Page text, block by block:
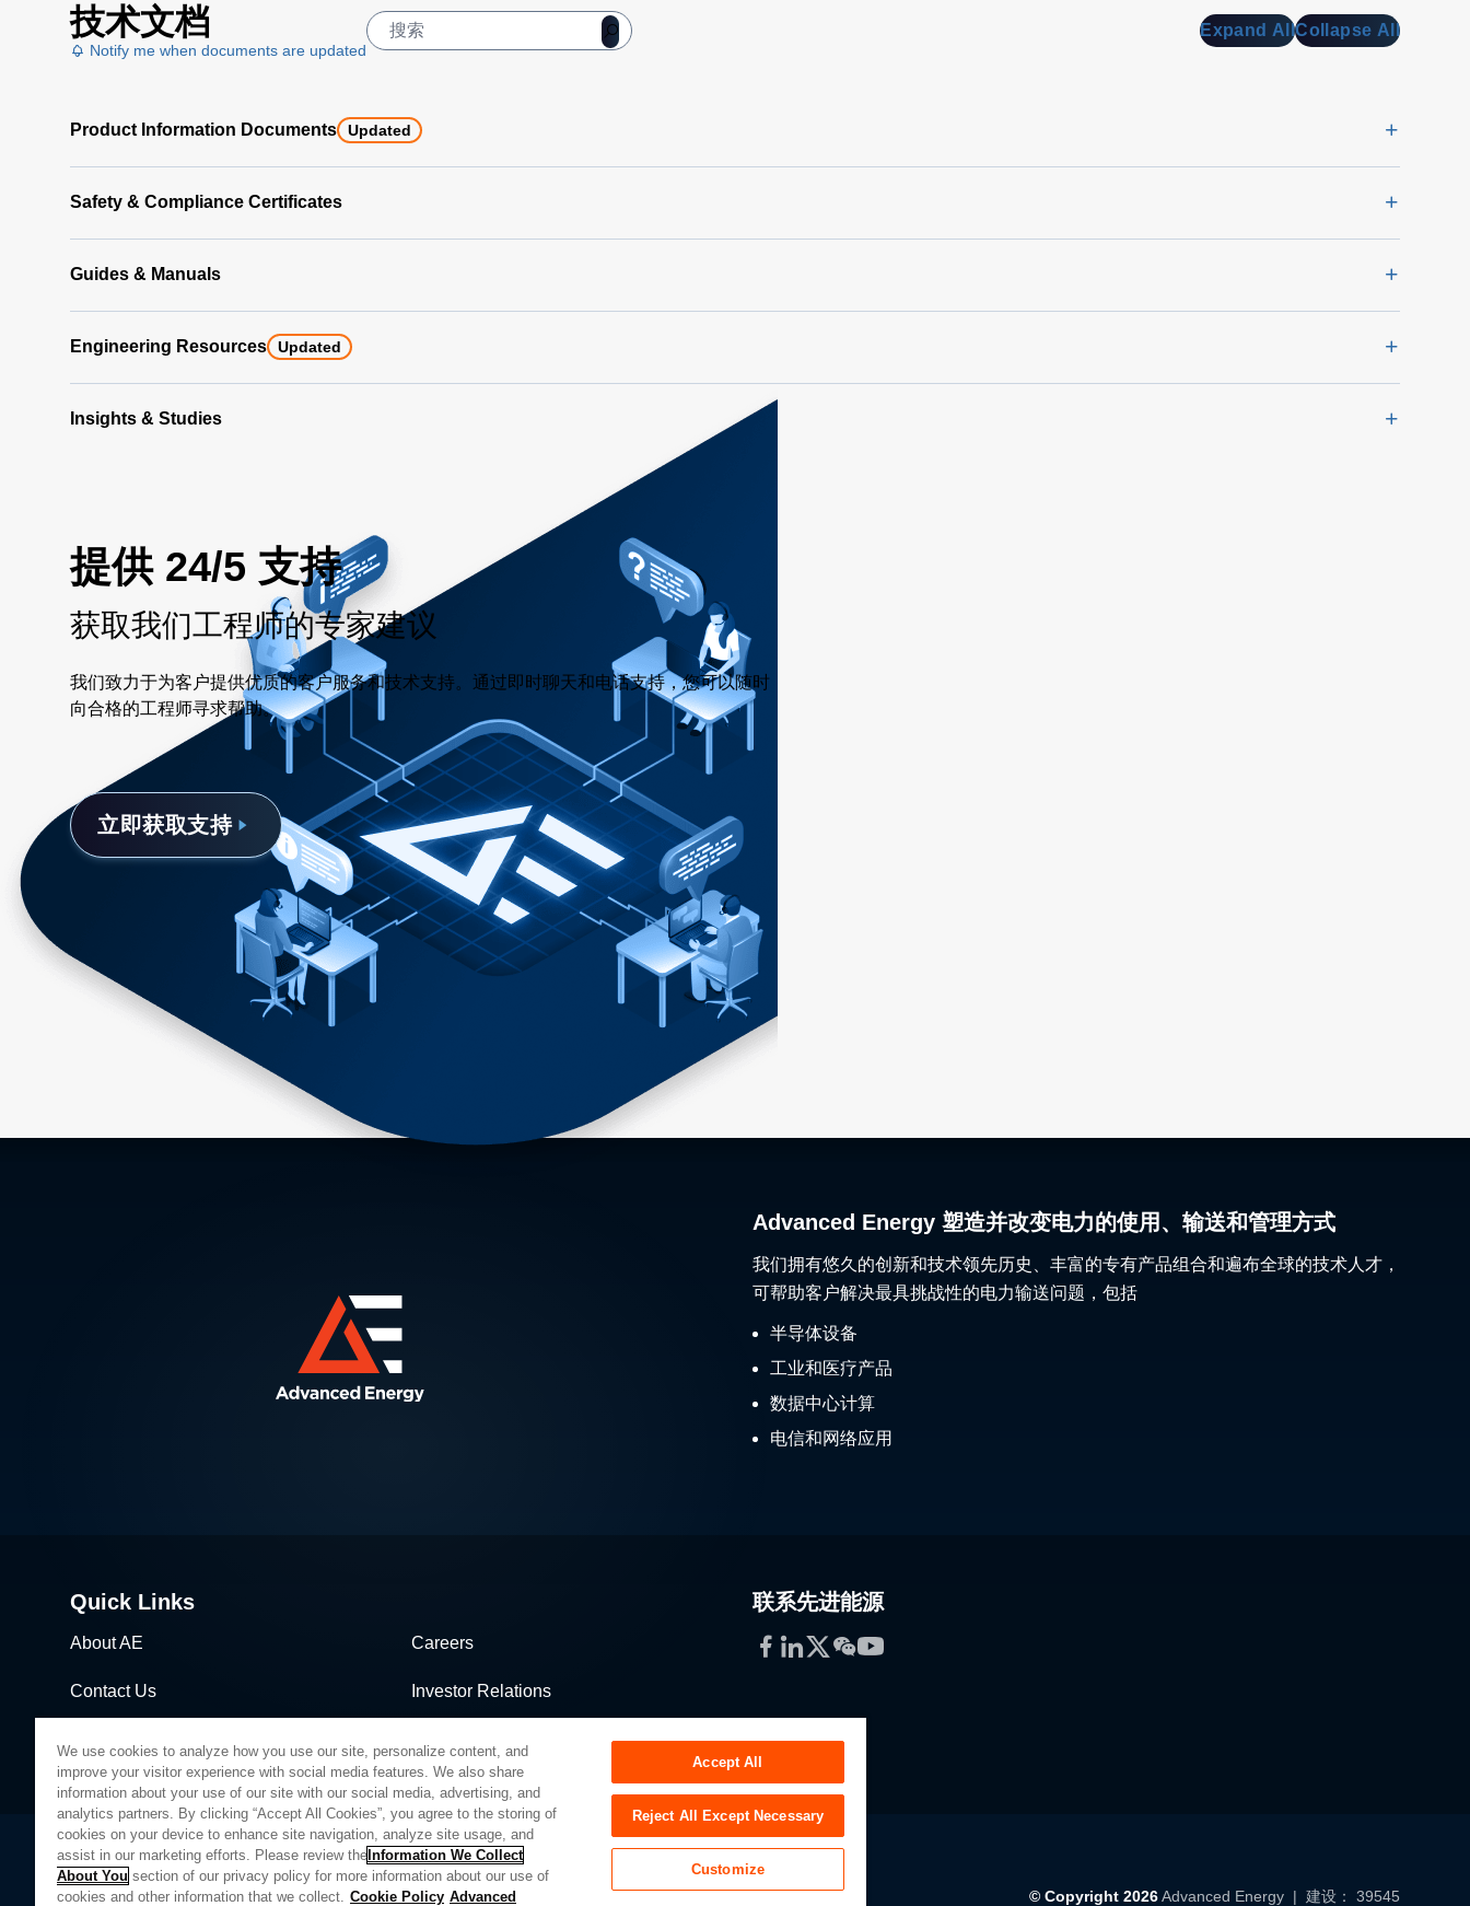
技术文档
Notify me when documents are updated
Expand AllCollapse All
Product Information Documents Updated
Safety & Compliance Certificates
Guides & Manuals
Engineering Resources Updated
Insights & Studies
提供 24/5 支持
获取我们工程师的专家建议
我们致力于为客户提供优质的客户服务和技术支持。通过即时聊天和电话支持，您可以随时
向合格的工程师寻求帮助。
立即获取支持
Advanced Energy 塑造并改变电力的使用、输送和管理方式
我们拥有悠久的创新和技术领先历史、丰富的专有产品组合和遍布全球的技术人才，
可帮助客户解决最具挑战性的电力输送问题，包括
半导体设备
工业和医疗产品
数据中心计算
电信和网络应用
Quick Links
About AE Careers
Contact Us Investor Relations
联系先进能源
Facebook
LinkedIn
Twitter
WeChat
YouTube
Privacy PolicyLegalQualitySitemap Supplier PortalUK Modern Slavery Act
© Copyright 2026Advanced Energy | 建设： 39545
We use cookies to analyze how you use our site, personalize content, and
improve your visitor experience with social media features. We also share
information about your use of our site with our social media, advertising, and
analytics partners. By clicking “Accept All Cookies”, you agree to the storing of
cookies on your device to enhance site navigation, analyze site usage, and
assist in our marketing efforts. Please review the Information We Collect
About You section of our privacy policy for more information about our use of
cookies and other information that we collect. Cookie Policy Advanced
Accept All
Reject All Except Necessary
Customize